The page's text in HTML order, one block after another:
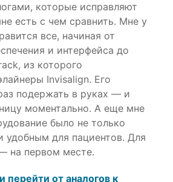
которые исправляют
есть с чем сравнить. Мне у
все, начиная от
и интерфейса до
из которого
Invisalign. Его
подержать в руках — и
моментально. А еще мне
было не только
удобным для пациентов. Для
на первом месте.
от аналогов к